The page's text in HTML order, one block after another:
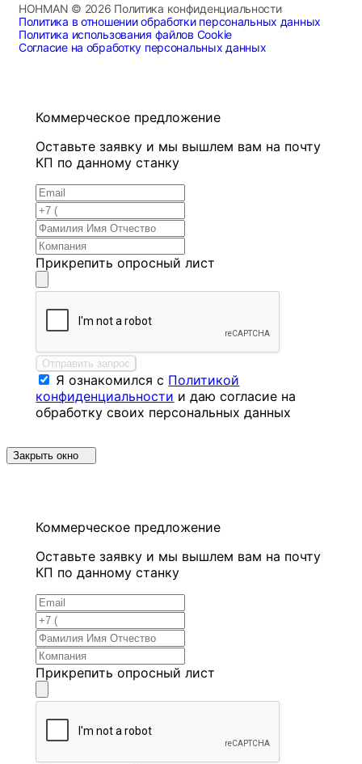
HOHMAN © 2026 Политика конфиденциальности
Политика в отношении обработки персональных данных
Политика использования файлов Cookie
Согласие на обработку персональных данных
Коммерческое предложение
Оставьте заявку и мы вышлем вам на почту
КП по данному станку
Прикрепить опросный лист
Отправить запрос
Я ознакомился с Политикой
конфиденциальности и даю согласие на
обработку своих персональных данных
Закрыть окно
Коммерческое предложение
Оставьте заявку и мы вышлем вам на почту
КП по данному станку
Прикрепить опросный лист